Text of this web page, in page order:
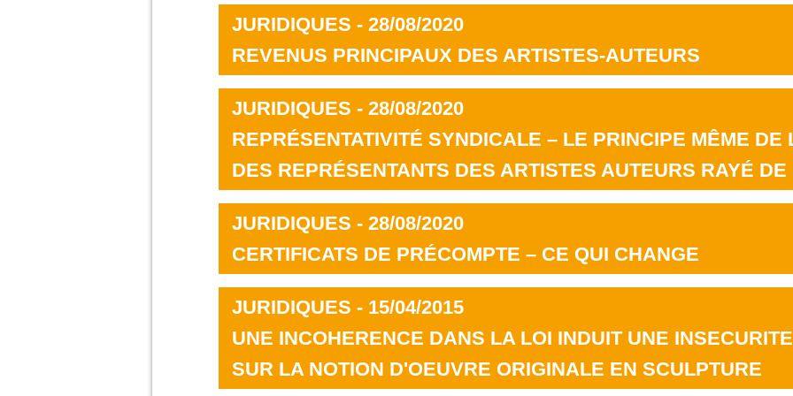
JURIDIQUES - 28/08/2020
REVENUS PRINCIPAUX DES ARTISTES-AUTEURS
JURIDIQUES - 28/08/2020
REPRÉSENTATIVITÉ SYNDICALE – LE PRINCIPE MÊME DE
DES REPRÉSENTANTS DES ARTISTES AUTEURS RAYÉ DE
JURIDIQUES - 28/08/2020
CERTIFICATS DE PRÉCOMPTE – CE QUI CHANGE
JURIDIQUES - 15/04/2015
UNE INCOHERENCE DANS LA LOI INDUIT UNE
SUR LA NOTION D'OEUVRE ORIGINALE EN SCULPTURE